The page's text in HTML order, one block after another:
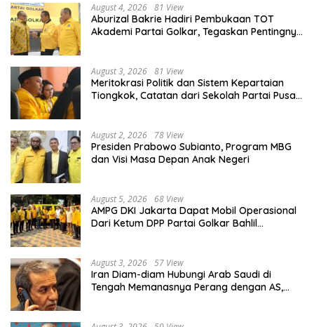
August 4, 2026 81 View
Aburizal Bakrie Hadiri Pembukaan TOT
Akademi Partai Golkar, Tegaskan Pentingnya
August 3, 2026 81 View
Meritokrasi Politik dan Sistem Kepartaian
Tiongkok, Catatan dari Sekolah Partai Pusat
August 2, 2026 78 View
Presiden Prabowo Subianto, Program MBG
dan Visi Masa Depan Anak Negeri
August 5, 2026 68 View
AMPG DKI Jakarta Dapat Mobil Operasional
Dari Ketum DPP Partai Golkar Bahlil
August 3, 2026 57 View
Iran Diam-diam Hubungi Arab Saudi di
Tengah Memanasnya Perang dengan AS,